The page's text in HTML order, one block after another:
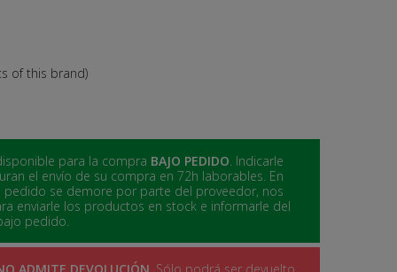
of this brand)
para la compra BAJO PEDIDO . Indicarle
el envío de su compra en 72h laborables. En
se demore por parte del proveedor, nos
enviarle los productos en stock e informarle del
pedido.
ADMITE DEVOLUCIÓN . Sólo podrá ser devuelto